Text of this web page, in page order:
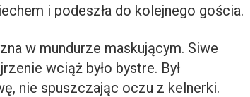
i podeszła do kolejnego gościa.
w mundurze maskującym. Siwe
wciąż było bystre. Był
nie spuszczając oczu z kelnerki.